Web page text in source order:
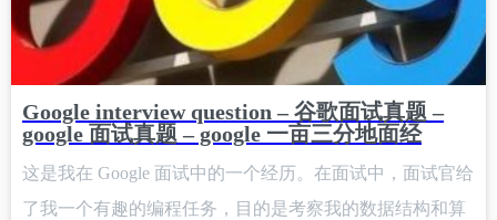
Google interview question – 谷歌面试真题 –
google 面试真题 – google 一亩三分地面经
这是我在 Google 面试中的一个经历。在面试中，面试官给
了我一个有趣的编程任务，目的是考察我的数据结构和算